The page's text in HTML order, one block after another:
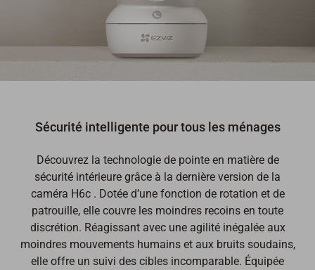
Sécurité intelligente pour tous les ménages
Découvrez la technologie de pointe en matière de
sécurité intérieure grâce à la dernière version de la
caméra H6c . Dotée d’une fonction de rotation et de
patrouille, elle couvre les moindres recoins en toute
discrétion. Réagissant avec une agilité inégalée aux
moindres mouvements humains et aux bruits soudains,
elle offre un suivi des cibles incomparable. Équipée